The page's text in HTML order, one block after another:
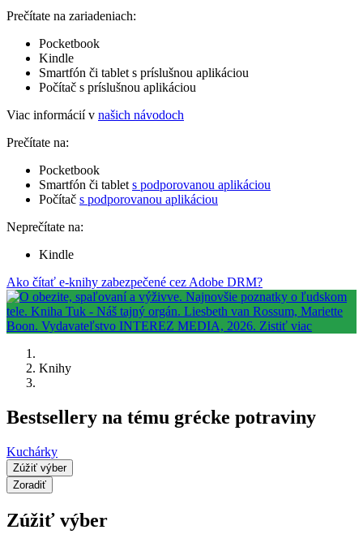
Prečítate na zariadeniach:
Pocketbook
Kindle
Smartfón či tablet s príslušnou aplikáciou
Počítač s príslušnou aplikáciou
Viac informácií v našich návodoch
Prečítate na:
Pocketbook
Smartfón či tablet s podporovanou aplikáciou
Počítač s podporovanou aplikáciou
Neprečítate na:
Kindle
Ako čítať e-knihy zabezpečené cez Adobe DRM?
Knihy
Bestsellery na tému grécke potraviny
Kuchárky
Zúžiť výber
Zoradiť
Zúžiť výber